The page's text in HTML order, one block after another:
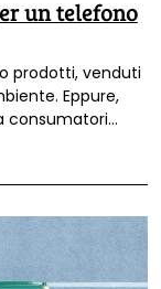
un telefono
prodotti, venduti
Eppure,
consumatori